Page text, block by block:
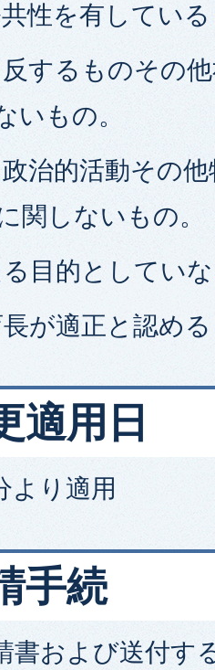
性を有してい
するものその
いもの。
治的活動その
関しないもの。
目的としてい
が適正と認め
適用日
より適用
手続
書および送付す